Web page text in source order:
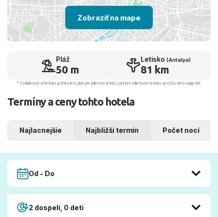
Zobraziť na mape
Pláž
50 m
Letisko (Antalya)
81 km
* Vzdialenosť od letiska aj dľžka letu platí pre príletové letisko, pri inom odletovom letisku sa môžu tieto údaje líšiť.
Termíny a ceny tohto hotela
Najlacnejšie Najbližší termín Počet nocí
Od - Do
2 dospelí, 0 deti